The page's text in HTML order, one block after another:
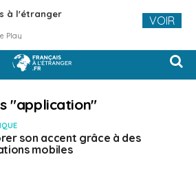
"application"
son accent grâce à des
mobiles
à l'étranger
Play
VOIR